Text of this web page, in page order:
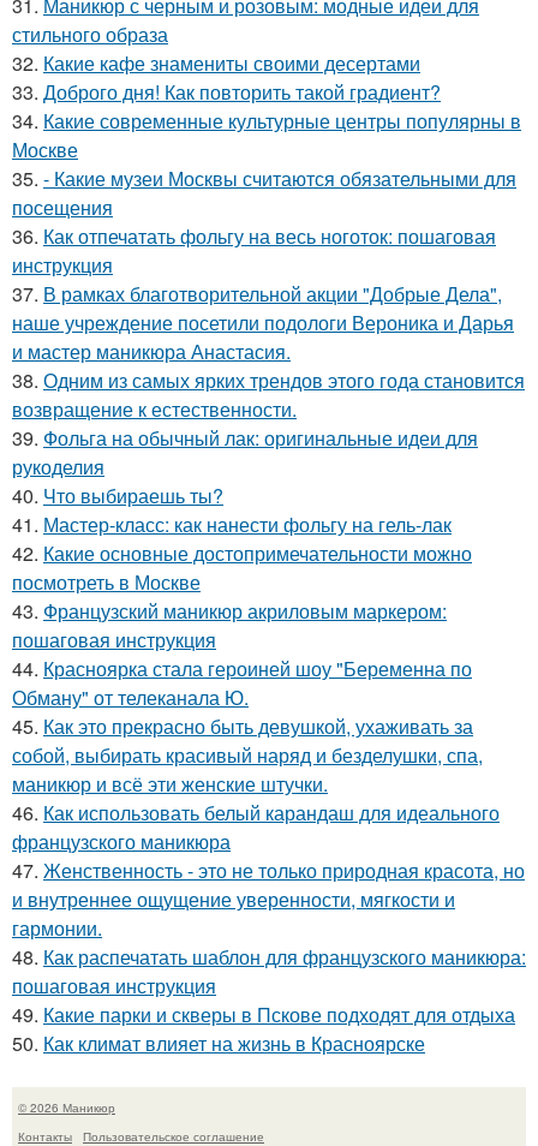
стильного образа
32. Какие кафе знамениты своими десертами
33. Доброго дня! Как повторить такой градиент?
34. Какие современные культурные центры популярны в
Москве
35. - Какие музеи Москвы считаются обязательными для
посещения
36. Как отпечатать фольгу на весь ноготок: пошаговая
инструкция
37. В рамках благотворительной акции "Добрые Дела",
наше учреждение посетили подологи Вероника и Дарья
и мастер маникюра Анастасия.
38. Одним из самых ярких трендов этого года становится
возвращение к естественности.
39. Фольга на обычный лак: оригинальные идеи для
рукоделия
40. Что выбираешь ты?
41. Мастер-класс: как нанести фольгу на гель-лак
42. Какие основные достопримечательности можно
посмотреть в Москве
43. Французский маникюр акриловым маркером:
пошаговая инструкция
44. Красноярка стала героиней шоу "Беременна по
Обману" от телеканала Ю.
45. Как это прекрасно быть девушкой, ухаживать за
собой, выбирать красивый наряд и безделушки, спа,
маникюр и всё эти женские штучки.
46. Как использовать белый карандаш для идеального
французского маникюра
47. Женственность - это не только природная красота, но
и внутреннее ощущение уверенности, мягкости и
гармонии.
48. Как распечатать шаблон для французского маникюра:
пошаговая инструкция
49. Какие парки и скверы в Пскове подходят для отдыха
50. Как климат влияет на жизнь в Красноярске
© 2026 Маникюр
Контакты
Пользовательское соглашение